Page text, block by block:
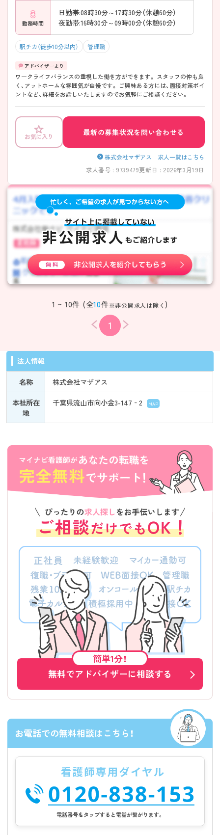
勤務時間
日勤帯:08時30分～17時30分（休憩60分）
夜勤帯:16時30分～09時00分（休憩60分）
駅チカ（徒歩10分以内） 管理職
ワークライフバランスの重視した働き方ができます。 スタッフの仲も良
く、アットホームな雰囲気が自慢です。 ご興味ある方には、面接対策ポイ
ントなど、詳細をお話しいたしますのでお気軽にご相談ください。
お気に入り 最新の募集状況を問い合わせる
株式会社マザアス 求人一覧はこちら
求人番号 : 9739479更新日 : 2026年3月19日
1 ~ 10件 (全10件※非公開求人は除く )
1
法人情報
名称
株式会社マザアス
本社所在
地
千葉県流山市向小金3-147‐2 MAP
簡単1分！
無料でアドバイザーに相談する
お電話での無料相談はこちら！
電話番号をタップすると電話が繋がります。